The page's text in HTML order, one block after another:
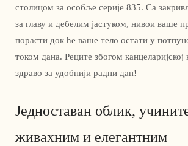
столицом за особље серије 835. Са
за главу и дебелим јастуком, нивои ваше
порасти док ће ваше тело остати у
током дана. Реците збогом канцеларијској
здраво за удобнији радни дан!
Једноставан облик,
живахним и елегантним